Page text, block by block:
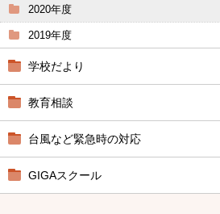
2020年度
2019年度
学校だより
教育相談
台風など緊急時の対応
GIGAスクール